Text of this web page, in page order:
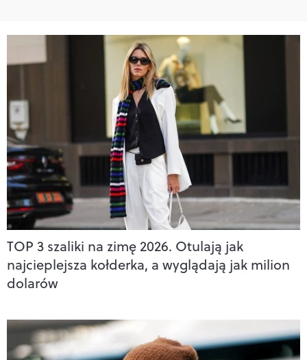
TOP 3 szaliki na zimę 2026. Otulają jak
najcieplejsza kołderka, a wyglądają jak milion
dolarów